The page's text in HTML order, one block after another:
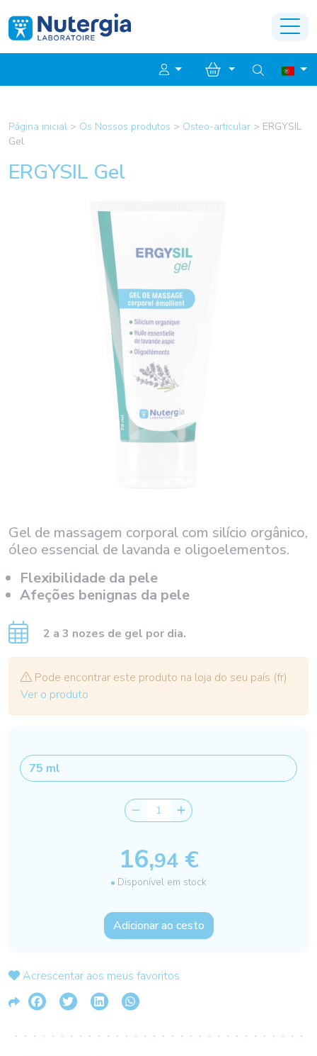
Página inicial > Os Nossos produtos > Osteo-articular > ERGYSIL
Gel
ERGYSIL Gel
Gel de massagem corporal com silício orgânico,
óleo essencial de lavanda e oligoelementos.
Flexibilidade da pele
Afeções benignas da pele
2 a 3 nozes de gel por dia.
Pode encontrar este produto na loja do seu país (fr)
Ver o produto
16,94 €
Disponível em stock
Adicionar ao cesto
Acrescentar aos meus favoritos